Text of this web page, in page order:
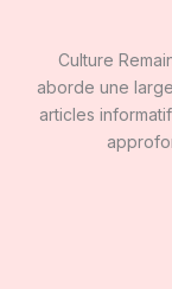
Culture
aborde une
articles